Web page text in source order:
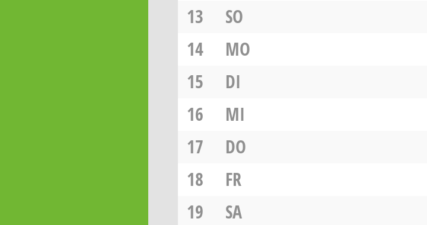
13
SO
14
MO
15
DI
16
MI
17
DO
18
FR
19
SA